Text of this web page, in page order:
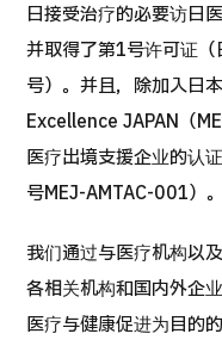
面向国际患者
关于日本医疗
就诊流程
医疗项目检索
按部位・疾病搜索
搜索美容医疗
内容精选
日接受治疗的必要访日
并取得了第1号许可证
号）。并且，除加入日
Excellence JAPAN（
医疗出境支援企业的认
号MEJ-AMTAC-001）。
我们通过与医疗机构以
各相关机构和国内外企
医疗与健康促进为目的